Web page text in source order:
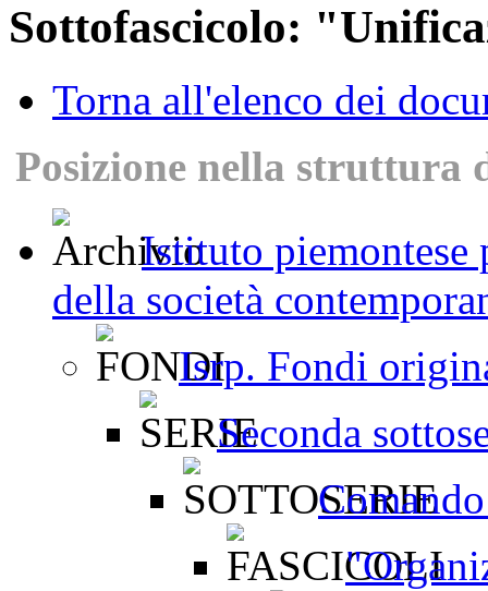
Sottofascicolo:
Torna all'elenco dei
Posizione nella struttura
Istituto piemontese
della società
Isrp. Fondi
Seconda